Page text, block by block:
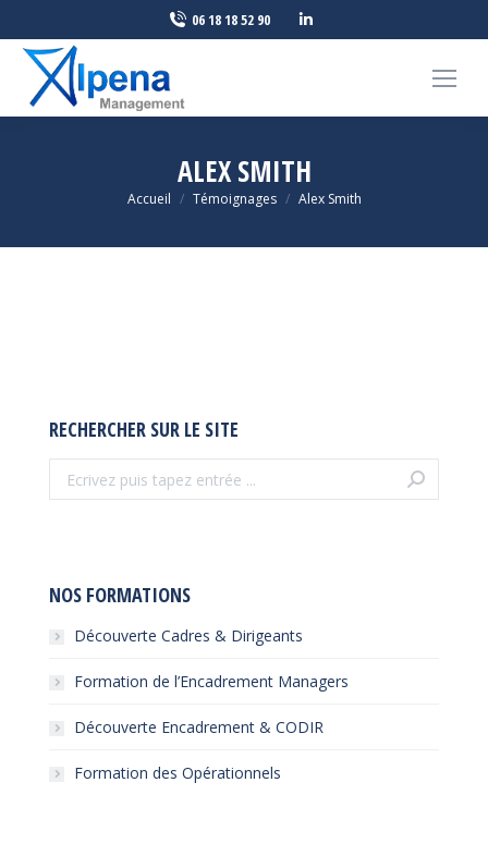
06 18 18 52 90
ALEX SMITH
Vous êtes ici :
Accueil Témoignages Alex Smith
RECHERCHER SUR LE SITE
NOS FORMATIONS
Découverte Cadres & Dirigeants
Formation de l’Encadrement Managers
Découverte Encadrement & CODIR
Formation des Opérationnels